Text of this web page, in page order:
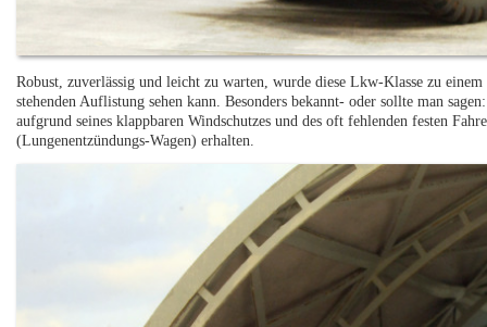
Robust, zuverlässig und leicht zu warten, wurde diese Lkw-Klasse zu
stehenden Auflistung sehen kann. Besonders bekannt- oder sollte man
aufgrund seines klappbaren Windschutzes und des oft fehlenden festen
(Lungenentzündungs-Wagen) erhalten.